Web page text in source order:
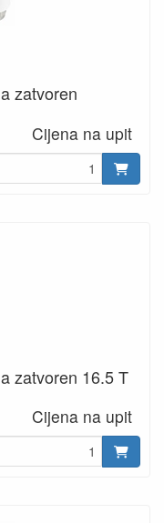
zatvoren
Cijena na upit
zatvoren 16.5 T
Cijena na upit